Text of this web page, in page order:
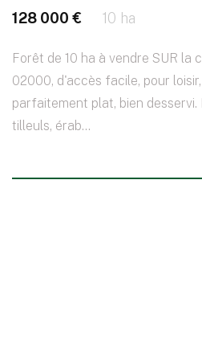
128 000 € 10 ha
Forêt de 10 ha à vendre SUR la
02000, d'accès facile, pour
parfaitement plat, bien
tilleuls, érab...